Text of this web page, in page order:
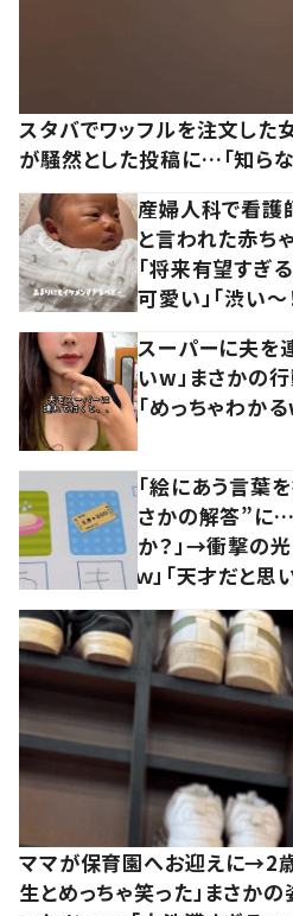
スタバでワッフルを注文した
が騒然とした投稿に…「知らな
産婦人科で看護
と言われた赤ち
「将来有望すぎ
可愛い」「渋い～
スーパーに夫を
いw」まさかの行
「めっちゃわか
「絵にあう言葉
さかの解答”に…
か？」→衝撃の
ｗ」「天才だと思
ママが保育園へお迎えに→2
生とめっちゃ笑った」まさか